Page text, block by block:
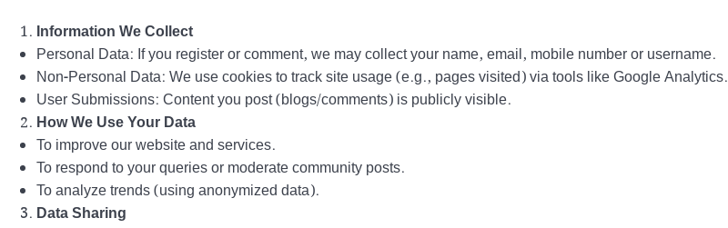
Information We Collect
Personal Data: If you register or comment, we may collect your name, email, mobile number or username.
Non-Personal Data: We use cookies to track site usage (e.g., pages visited) via tools like Google Analytics.
User Submissions: Content you post (blogs/comments) is publicly visible.
How We Use Your Data
To improve our website and services.
To respond to your queries or moderate community posts.
To analyze trends (using anonymized data).
Data Sharing